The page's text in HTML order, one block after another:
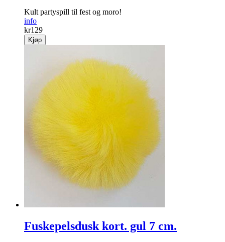
Kult partyspill til fest og moro!
info
kr129
Kjøp
Fuskepelsdusk kort. gul 7 cm.